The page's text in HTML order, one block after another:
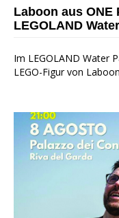
Laboon aus ONE
LEGOLAND
Im LEGOLAND Water
LEGO-Figur von